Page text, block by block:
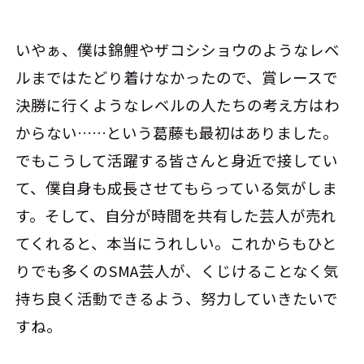
いやぁ、僕は錦鯉やザコシショウのようなレベ
ルまではたどり着けなかったので、賞レースで
決勝に行くようなレベルの人たちの考え方はわ
からない……という葛藤も最初はありました。
でもこうして活躍する皆さんと身近で接してい
て、僕自身も成長させてもらっている気がしま
す。そして、自分が時間を共有した芸人が売れ
てくれると、本当にうれしい。これからもひと
りでも多くのSMA芸人が、くじけることなく気
持ち良く活動できるよう、努力していきたいで
すね。